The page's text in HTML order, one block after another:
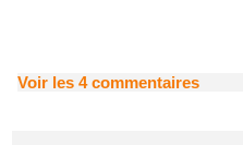
Voir les 4commentaires